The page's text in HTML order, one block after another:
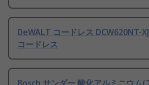
DeWALT コードレス DCW620NT-
コードレス